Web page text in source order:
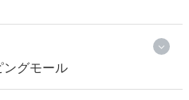
ングモール